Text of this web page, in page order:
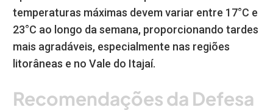
temperaturas máximas devem variar entre 17°C e
23°C ao longo da semana, proporcionando tardes
mais agradáveis, especialmente nas regiões
litorâneas e no Vale do Itajaí.
Recomendações da Defesa